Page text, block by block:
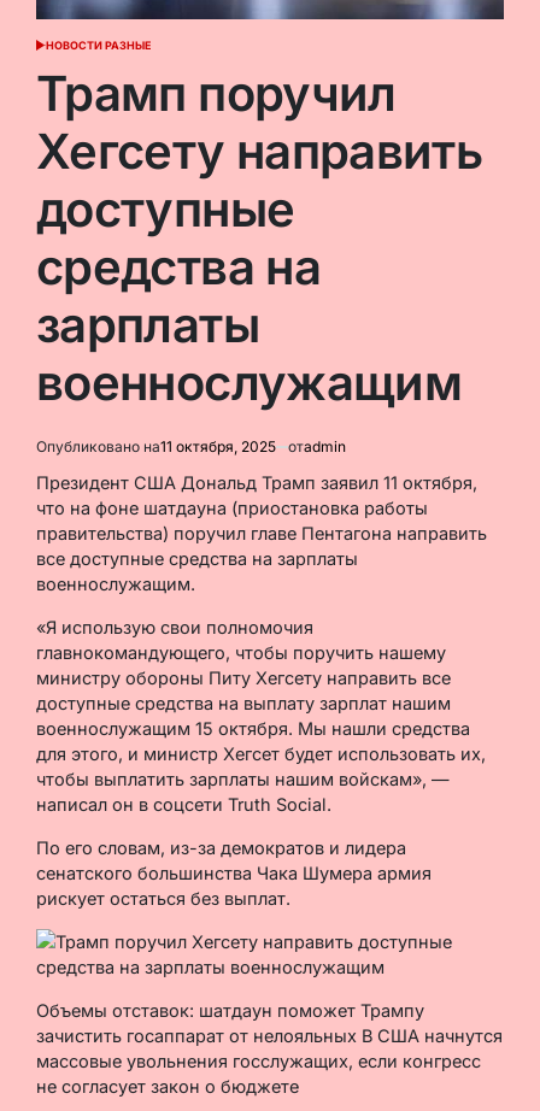
ОПУБЛИКОВАНО
НОВОСТИ РАЗНЫЕ
Трамп поручил
Хегсету направить
доступные
средства на
зарплаты
военнослужащим
Опубликовано на11 октября, 2025 отadmin
Президент США Дональд Трамп заявил 11 октября,
что на фоне шатдауна (приостановка работы
правительства) поручил главе Пентагона направить
все доступные средства на зарплаты
военнослужащим.
«Я использую свои полномочия
главнокомандующего, чтобы поручить нашему
министру обороны Питу Хегсету направить все
доступные средства на выплату зарплат нашим
военнослужащим 15 октября. Мы нашли средства
для этого, и министр Хегсет будет использовать их,
чтобы выплатить зарплаты нашим войскам», —
написал он в соцсети Truth Social.
По его словам, из-за демократов и лидера
сенатского большинства Чака Шумера армия
рискует остаться без выплат.
Объемы отставок: шатдаун поможет Трампу
зачистить госаппарат от нелояльных В США начнутся
массовые увольнения госслужащих, если конгресс
не согласует закон о бюджете